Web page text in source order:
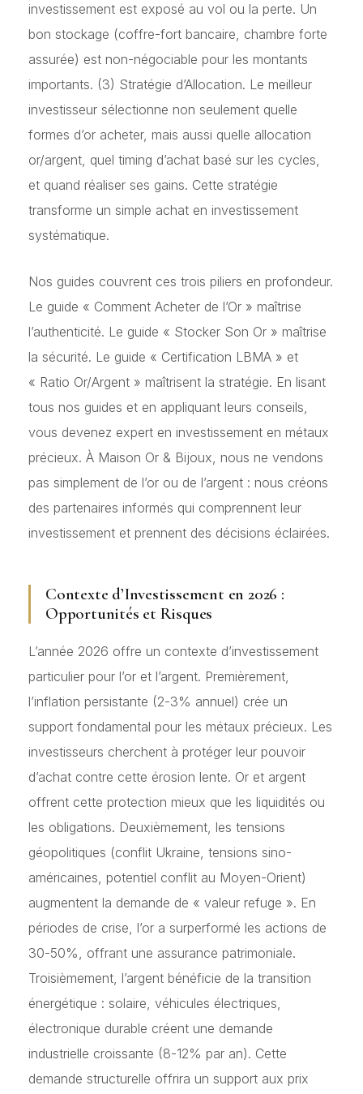
investissement est exposé au vol ou la perte. Un
bon stockage (coffre-fort bancaire, chambre forte
assurée) est non-négociable pour les montants
importants. (3) Stratégie d’Allocation. Le meilleur
investisseur sélectionne non seulement quelle
formes d’or acheter, mais aussi quelle allocation
or/argent, quel timing d’achat basé sur les cycles,
et quand réaliser ses gains. Cette stratégie
transforme un simple achat en investissement
systématique.
Nos guides couvrent ces trois piliers en profondeur.
Le guide « Comment Acheter de l’Or » maîtrise
l’authenticité. Le guide « Stocker Son Or » maîtrise
la sécurité. Le guide « Certification LBMA » et
« Ratio Or/Argent » maîtrisent la stratégie. En lisant
tous nos guides et en appliquant leurs conseils,
vous devenez expert en investissement en métaux
précieux. À Maison Or & Bijoux, nous ne vendons
pas simplement de l’or ou de l’argent : nous créons
des partenaires informés qui comprennent leur
investissement et prennent des décisions éclairées.
Contexte d’Investissement en 2026 :
Opportunités et Risques
L’année 2026 offre un contexte d’investissement
particulier pour l’or et l’argent. Premièrement,
l’inflation persistante (2-3% annuel) crée un
support fondamental pour les métaux précieux. Les
investisseurs cherchent à protéger leur pouvoir
d’achat contre cette érosion lente. Or et argent
offrent cette protection mieux que les liquidités ou
les obligations. Deuxièmement, les tensions
géopolitiques (conflit Ukraine, tensions sino-
américaines, potentiel conflit au Moyen-Orient)
augmentent la demande de « valeur refuge ». En
périodes de crise, l’or a surperformé les actions de
30-50%, offrant une assurance patrimoniale.
Troisièmement, l’argent bénéficie de la transition
énergétique : solaire, véhicules électriques,
électronique durable créent une demande
industrielle croissante (8-12% par an). Cette
demande structurelle offrira un support aux prix